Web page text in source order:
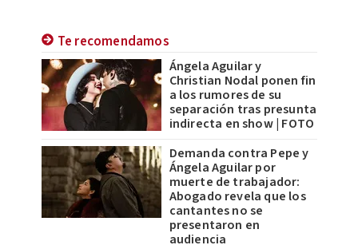
Te recomendamos
Ángela Aguilar y
Christian Nodal ponen fin
a los rumores de su
separación tras presunta
indirecta en show | FOTO
Demanda contra Pepe y
Ángela Aguilar por
muerte de trabajador:
Abogado revela que los
cantantes no se
presentaron en
audiencia